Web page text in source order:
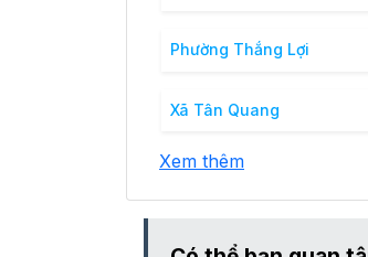
Phường Thắng Lợi
Xã Tân Quang
Xem thêm